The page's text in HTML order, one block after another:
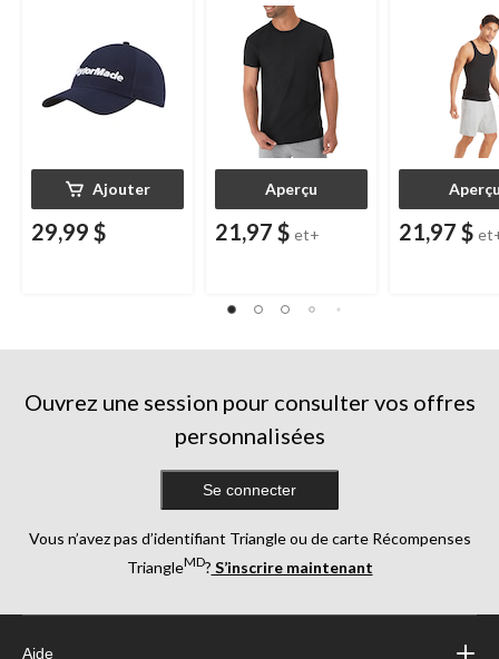
Ajouter
29,99 $
Aperçu
21,97 $ et+ 21,97 $
Ouvrez une session pour consulter vos offres
personnalisées
Se connecter
Vous n’avez pas d’identifiant Triangle ou de carte Récompenses
TriangleMD? S’inscrire maintenant
Aide